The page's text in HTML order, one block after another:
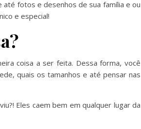
fotos e desenhos de sua família e ou
e especial!
coisa a ser feita. Dessa forma, você
quais os tamanhos e até pensar nas
Eles caem bem em qualquer lugar da